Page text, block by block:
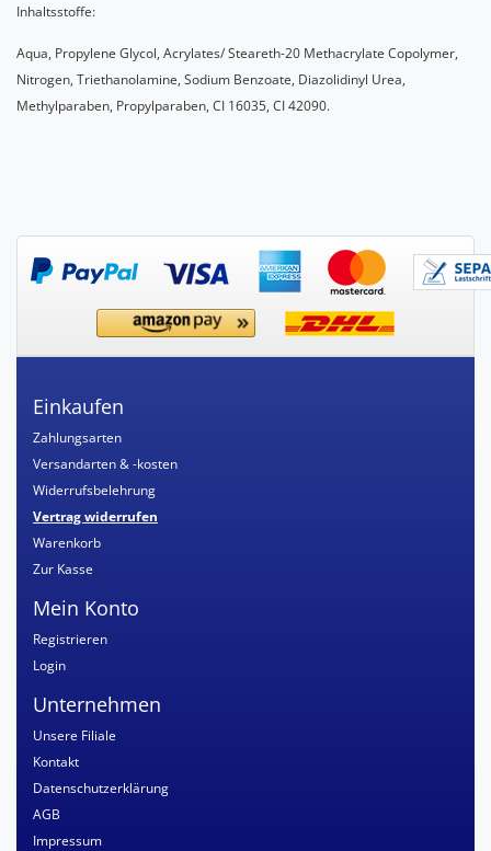
Inhaltsstoffe:
Aqua, Propylene Glycol, Acrylates/ Steareth-20 Methacrylate Copolymer,
Nitrogen, Triethanolamine, Sodium Benzoate, Diazolidinyl Urea,
Methylparaben, Propylparaben, CI 16035, CI 42090.
Einkaufen
Zahlungsarten
Versandarten & -kosten
Widerrufsbelehrung
Vertrag widerrufen
Warenkorb
Zur Kasse
Mein Konto
Registrieren
Login
Unternehmen
Unsere Filiale
Kontakt
Datenschutzerklärung
AGB
Impressum